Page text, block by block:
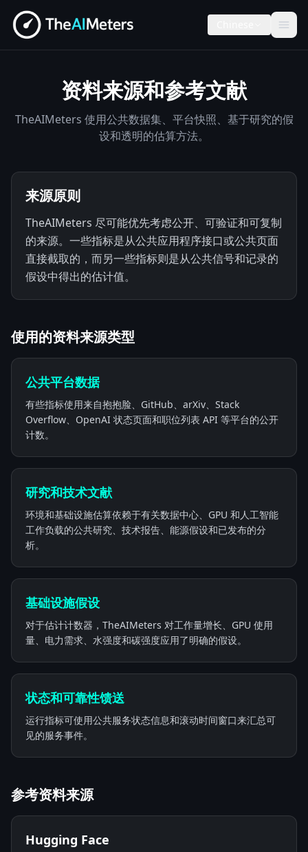
资料来源和参考文献
TheAIMeters 使用公共数据集、平台快照、基于研究的假
设和透明的估算方法。
来源原则
TheAIMeters 尽可能优先考虑公开、可验证和可复制
的来源。一些指标是从公共应用程序接口或公共页面
直接截取的，而另一些指标则是从公共信号和记录的
假设中得出的估计值。
使用的资料来源类型
公共平台数据
有些指标使用来自抱抱脸、GitHub、arXiv、Stack
Overflow、OpenAI 状态页面和职位列表 API 等平台的公开
计数。
研究和技术文献
环境和基础设施估算依赖于有关数据中心、GPU 和人工智能
工作负载的公共研究、技术报告、能源假设和已发布的分
析。
基础设施假设
对于估计计数器，TheAIMeters 对工作量增长、GPU 使用
量、电力需求、水强度和碳强度应用了明确的假设。
状态和可靠性馈送
运行指标可使用公共服务状态信息和滚动时间窗口来汇总可
见的服务事件。
参考资料来源
Hugging Face